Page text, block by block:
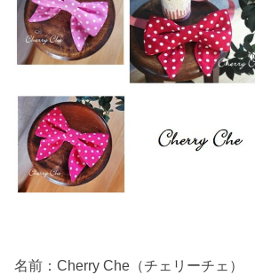
名前：Cherry Che（チェリーチェ）